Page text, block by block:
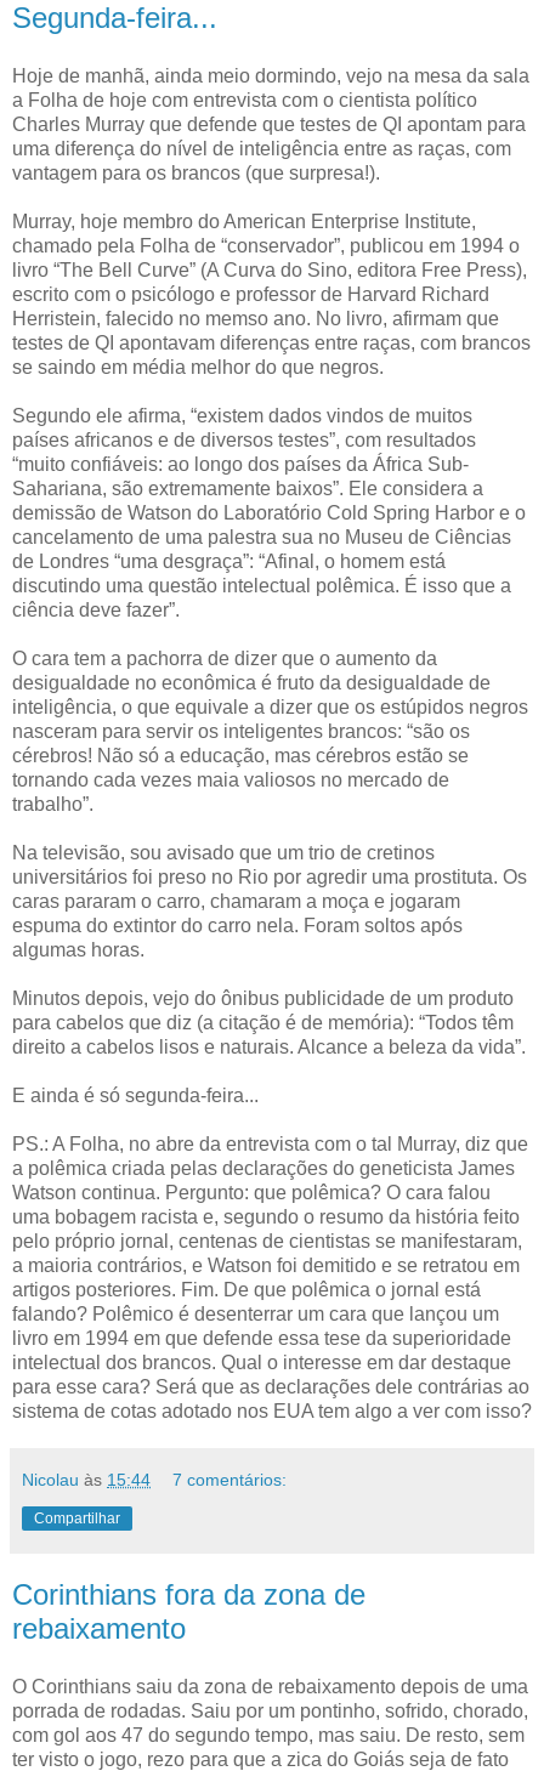
Segunda-feira...
Hoje de manhã, ainda meio dormindo, vejo na mesa da sala
a Folha de hoje com entrevista com o cientista político
Charles Murray que defende que testes de QI apontam para
uma diferença do nível de inteligência entre as raças, com
vantagem para os brancos (que surpresa!).
Murray, hoje membro do American Enterprise Institute,
chamado pela Folha de “conservador”, publicou em 1994 o
livro “The Bell Curve” (A Curva do Sino, editora Free Press),
escrito com o psicólogo e professor de Harvard Richard
Herristein, falecido no memso ano. No livro, afirmam que
testes de QI apontavam diferenças entre raças, com brancos
se saindo em média melhor do que negros.
Segundo ele afirma, “existem dados vindos de muitos
países africanos e de diversos testes”, com resultados
“muito confiáveis: ao longo dos países da África Sub-
Sahariana, são extremamente baixos”. Ele considera a
demissão de Watson do Laboratório Cold Spring Harbor e o
cancelamento de uma palestra sua no Museu de Ciências
de Londres “uma desgraça”: “Afinal, o homem está
discutindo uma questão intelectual polêmica. É isso que a
ciência deve fazer”.
O cara tem a pachorra de dizer que o aumento da
desigualdade no econômica é fruto da desigualdade de
inteligência, o que equivale a dizer que os estúpidos negros
nasceram para servir os inteligentes brancos: “são os
cérebros! Não só a educação, mas cérebros estão se
tornando cada vezes maia valiosos no mercado de
trabalho”.
Na televisão, sou avisado que um trio de cretinos
universitários foi preso no Rio por agredir uma prostituta. Os
caras pararam o carro, chamaram a moça e jogaram
espuma do extintor do carro nela. Foram soltos após
algumas horas.
Minutos depois, vejo do ônibus publicidade de um produto
para cabelos que diz (a citação é de memória): “Todos têm
direito a cabelos lisos e naturais. Alcance a beleza da vida”.
E ainda é só segunda-feira...
PS.: A Folha, no abre da entrevista com o tal Murray, diz que
a polêmica criada pelas declarações do geneticista James
Watson continua. Pergunto: que polêmica? O cara falou
uma bobagem racista e, segundo o resumo da história feito
pelo próprio jornal, centenas de cientistas se manifestaram,
a maioria contrários, e Watson foi demitido e se retratou em
artigos posteriores. Fim. De que polêmica o jornal está
falando? Polêmico é desenterrar um cara que lançou um
livro em 1994 em que defende essa tese da superioridade
intelectual dos brancos. Qual o interesse em dar destaque
para esse cara? Será que as declarações dele contrárias ao
sistema de cotas adotado nos EUA tem algo a ver com isso?
Nicolau às 15:44 7 comentários:
Compartilhar
Corinthians fora da zona de
rebaixamento
O Corinthians saiu da zona de rebaixamento depois de uma
porrada de rodadas. Saiu por um pontinho, sofrido, chorado,
com gol aos 47 do segundo tempo, mas saiu. De resto, sem
ter visto o jogo, rezo para que a zica do Goiás seja de fato